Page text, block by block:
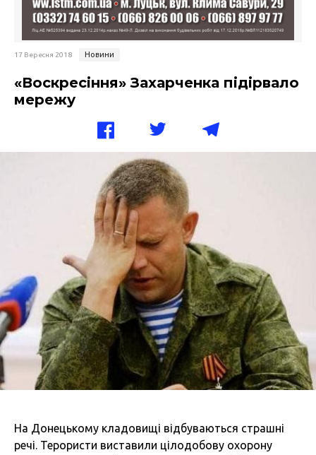
17 Вересня 2018 Новини
«Воскресіння» Захарченка підірвало
мережу
На Донецькому кладовищі відбуваються страшні
речі. Терористи виставили цілодобову охорону